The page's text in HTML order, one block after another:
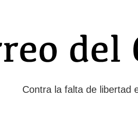
Contra la falta de libertad